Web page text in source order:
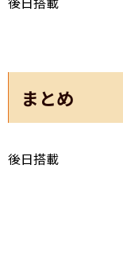
まとめ
後日搭載